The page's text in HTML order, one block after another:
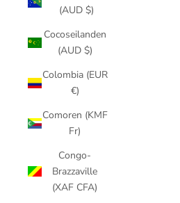
(AUD $)
Cocoseilanden
(AUD $)
Colombia (EUR
€)
Comoren (KMF
Fr)
Congo-
Brazzaville
(XAF CFA)